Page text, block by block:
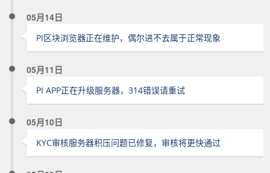
05月14日
PI区块浏览器正在维护，偶尔进不去属于正常现象
05月11日
PI APP正在升级服务器，314错误请重试
05月10日
KYC审核服务器积压问题已修复，审核将更快通过